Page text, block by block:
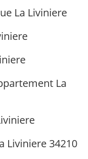
La Liviniere
La
Liviniere 34210